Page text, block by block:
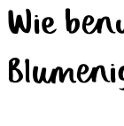
Wie